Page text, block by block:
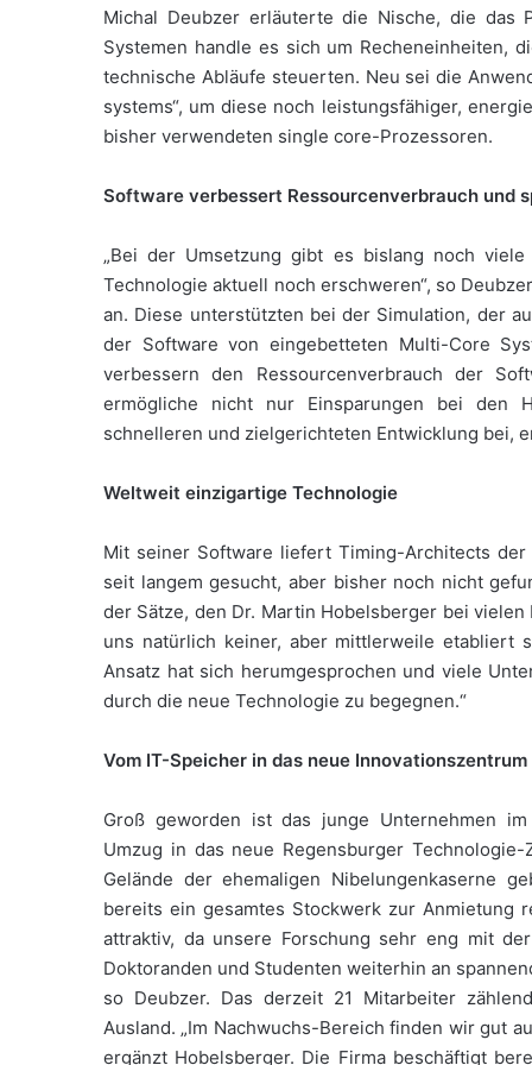
Michal Deubzer erläuterte die Nische, die das
Systemen handle es sich um Recheneinheiten,
technische Abläufe steuerten. Neu sei die
systems“, um diese noch leistungsfähiger,
bisher verwendeten single core-Prozessoren.
Software verbessert Ressourcenverbrauch und
„Bei der Umsetzung gibt es bislang noch
Technologie aktuell noch erschweren“, so
an. Diese unterstützten bei der Simulation, der
der Software von eingebetteten Multi-Core
verbessern den Ressourcenverbrauch der
ermögliche nicht nur Einsparungen bei den
schnelleren und zielgerichteten Entwicklung bei,
Weltweit einzigartige Technologie
Mit seiner Software liefert Timing-Architects
seit langem gesucht, aber bisher noch nicht
der Sätze, den Dr. Martin Hobelsberger bei
uns natürlich keiner, aber mittlerweile etabliert
Ansatz hat sich herumgesprochen und viele
durch die neue Technologie zu begegnen.“
Vom IT-Speicher in das neue Innovationszentrum
Groß geworden ist das junge Unternehmen
Umzug in das neue Regensburger
Gelände der ehemaligen Nibelungenkaserne
bereits ein gesamtes Stockwerk zur Anmietung
attraktiv, da unsere Forschung sehr eng mit
Doktoranden und Studenten weiterhin an
so Deubzer. Das derzeit 21 Mitarbeiter
Ausland. „Im Nachwuchs-Bereich finden wir gut
ergänzt Hobelsberger. Die Firma beschäftigt